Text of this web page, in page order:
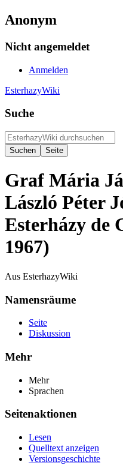
Anonym
Nicht angemeldet
Anmelden
EsterhazyWiki
Suche
Graf Mária
László Péter
Esterházy de
1967)
Aus EsterhazyWiki
Namensräume
Seite
Diskussion
Mehr
Mehr
Sprachen
Seitenaktionen
Lesen
Quelltext anzeigen
Versionsgeschichte